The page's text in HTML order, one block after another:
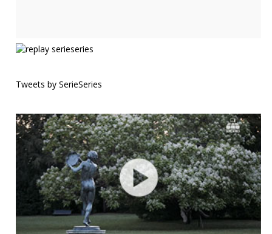
Tweets by SerieSeries